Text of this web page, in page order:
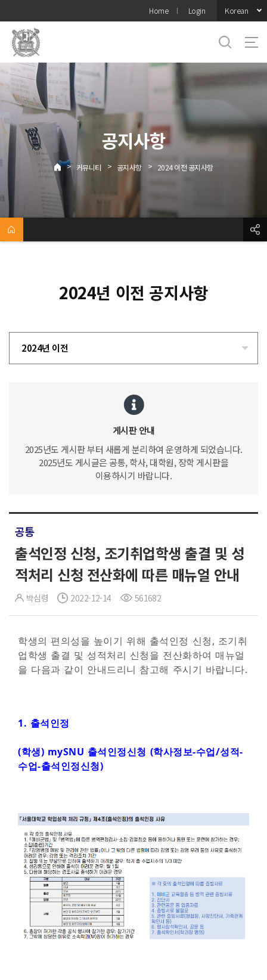
메뉴
Home Login Korean
공지사항
> 커뮤니티 > 공지사항 > 2024 이전 공지사항
2024년 이전 공지사항
2024년 이전
게시판 안내
2025년도 게시판 부터 새롭게 분리하여 운영하게 되었습니다.
2025년도 게시글은 공통, 학사, 대학원, 장학 게시판을
이용하시기 바랍니다.
공통
출석인정 신청, 조기취업학생 출결 및 성
적처리 신청 전산화에 따른 매뉴얼 안내
박심령 2022-12-14 561682
학생의 편의성을 높이기 위해 출석인정 신청, 조기취
업학생 출결 및 성적처리 신청을 전산화하여 매뉴얼
을 다음과 같이 안내드리니 참고해 주시기 바랍니다.
1. 출석인정
(학생) mySNU 출석인정신청 (학사정보-수업/성적-
수업-출석인정신청)